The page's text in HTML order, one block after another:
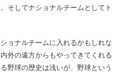
そしてナショナルチームとしてト
ョナルチームに入れるかもしれな
外の遠方からもやってきてくれる
野球の歴史は浅いが、野球という